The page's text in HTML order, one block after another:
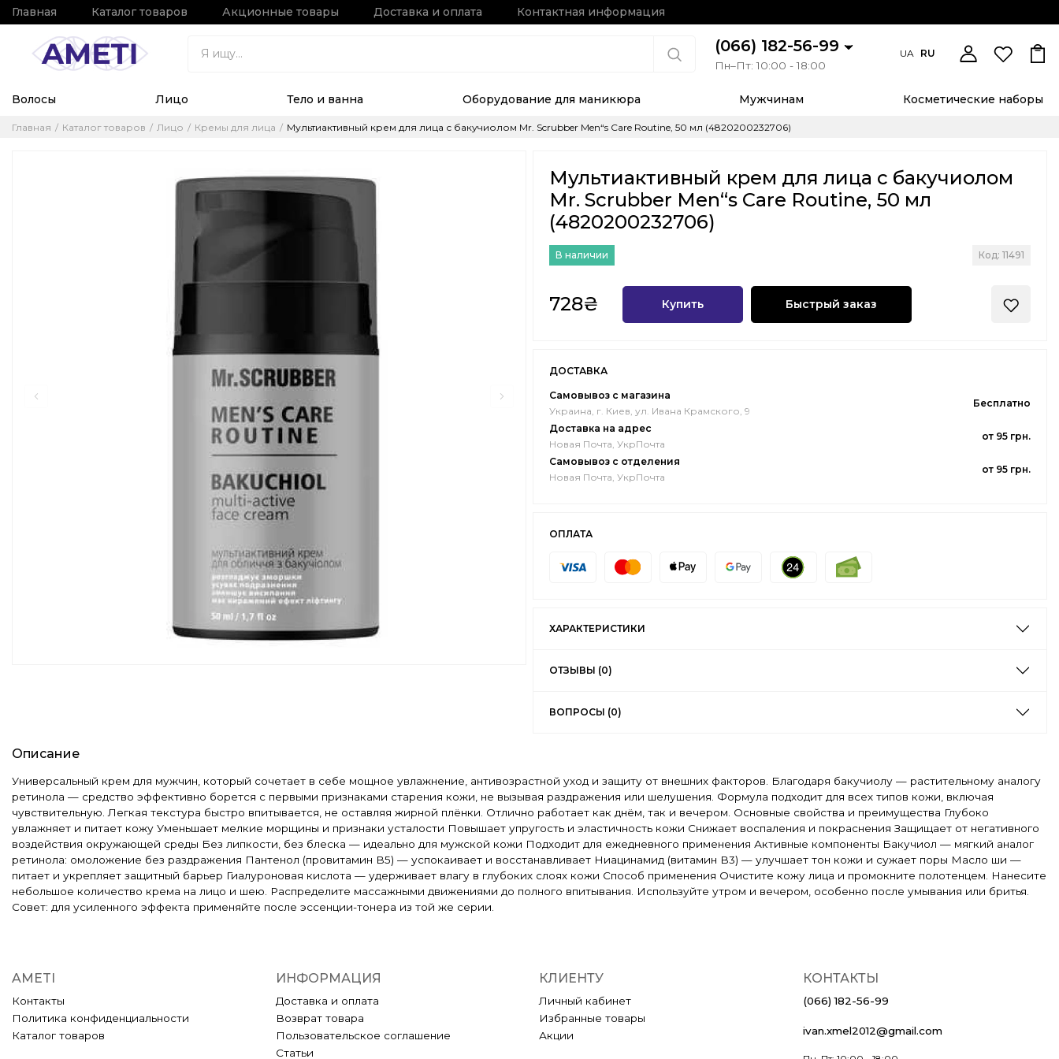
Главная Каталог товаров Акционные товары Доставка и оплата Контактная информация
(066) 182-56-99
Пн–Пт: 10:00 - 18:00
UA RU
Волосы Лицо Тело и ванна Оборудование для маникюра Мужчинам Косметические наборы
Главная Каталог товаров Лицо Кремы для лица Мультиактивный крем для лица с бакучиолом Mr. Scrubber Men“s Care Routine, 50 мл (4820200232706)
Мультиактивный крем для лица с бакучиолом
Mr. Scrubber Men“s Care Routine, 50 мл
(4820200232706)
В наличии Код: 11491
728₴ Купить Быстрый заказ
ДОСТАВКА
Самовывоз с магазина
Украина, г. Киев, ул. Ивана Крамского, 9
Бесплатно
Доставка на адрес
Новая Почта, УкрПочта
от 95 грн.
Самовывоз с отделения
Новая Почта, УкрПочта
от 95 грн.
ОПЛАТА
ХАРАКТЕРИСТИКИ
ОТЗЫВЫ (0)
ВОПРОСЫ (0)
Описание
Универсальный крем для мужчин, который сочетает в себе мощное увлажнение, антивозрастной уход и защиту от внешних факторов. Благодаря бакучиолу — растительному аналогу
ретинола — средство эффективно борется с первыми признаками старения кожи, не вызывая раздражения или шелушения. Формула подходит для всех типов кожи, включая
чувствительную. Легкая текстура быстро впитывается, не оставляя жирной плёнки. Отлично работает как днём, так и вечером. Основные свойства и преимущества Глубоко
увлажняет и питает кожу Уменьшает мелкие морщины и признаки усталости Повышает упругость и эластичность кожи Снижает воспаления и покраснения Защищает от негативного
воздействия окружающей среды Без липкости, без блеска — идеально для мужской кожи Подходит для ежедневного применения Активные компоненты Бакучиол — мягкий аналог
ретинола: омоложение без раздражения Пантенол (провитамин B5) — успокаивает и восстанавливает Ниацинамид (витамин B3) — улучшает тон кожи и сужает поры Масло ши —
питает и укрепляет защитный барьер Гиалуроновая кислота — удерживает влагу в глубоких слоях кожи Способ применения Очистите кожу лица и промокните полотенцем. Нанесите
небольшое количество крема на лицо и шею. Распределите массажными движениями до полного впитывания. Используйте утром и вечером, особенно после умывания или бритья.
Совет: для усиленного эффекта применяйте после эссенции-тонера из той же серии.
AMETI
Контакты
Политика конфиденциальности
Каталог товаров
ИНФОРМАЦИЯ
Доставка и оплата
Возврат товара
Пользовательское соглашение
Статьи
КЛИЕНТУ
Личный кабинет
Избранные товары
Акции
КОНТАКТЫ
(066) 182-56-99
ivan.xmel2012@gmail.com